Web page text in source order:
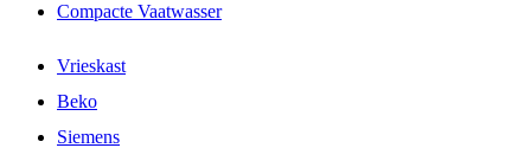
Compacte Vaatwasser
Vrieskast
Beko
Siemens